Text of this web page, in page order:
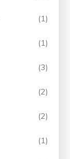
(1)
(1)
(3)
(2)
(2)
(1)